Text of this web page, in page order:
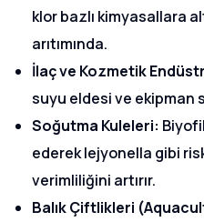
klor bazlı kimyasallara
arıtımında.
İlaç ve Kozmetik
suyu eldesi ve ekipman
Soğutma Kuleleri:
ederek lejyonella gibi
verimliliğini artırır.
Balık Çiftlikleri